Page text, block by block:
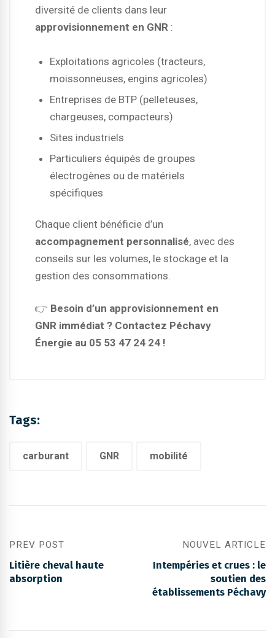
diversité de clients dans leur
approvisionnement en GNR :
Exploitations agricoles (tracteurs,
moissonneuses, engins agricoles)
Entreprises de BTP (pelleteuses,
chargeuses, compacteurs)
Sites industriels
Particuliers équipés de groupes
électrogènes ou de matériels
spécifiques
Chaque client bénéficie d’un
accompagnement personnalisé, avec des
conseils sur les volumes, le stockage et la
gestion des consommations.
👉 Besoin d’un approvisionnement en
GNR immédiat ? Contactez Péchavy
Énergie au 05 53 47 24 24 !
Tags:
carburant GNR mobilité
PREV POST
Litière cheval haute
absorption
NOUVEL ARTICLE
Intempéries et crues : le
soutien des
établissements Péchavy